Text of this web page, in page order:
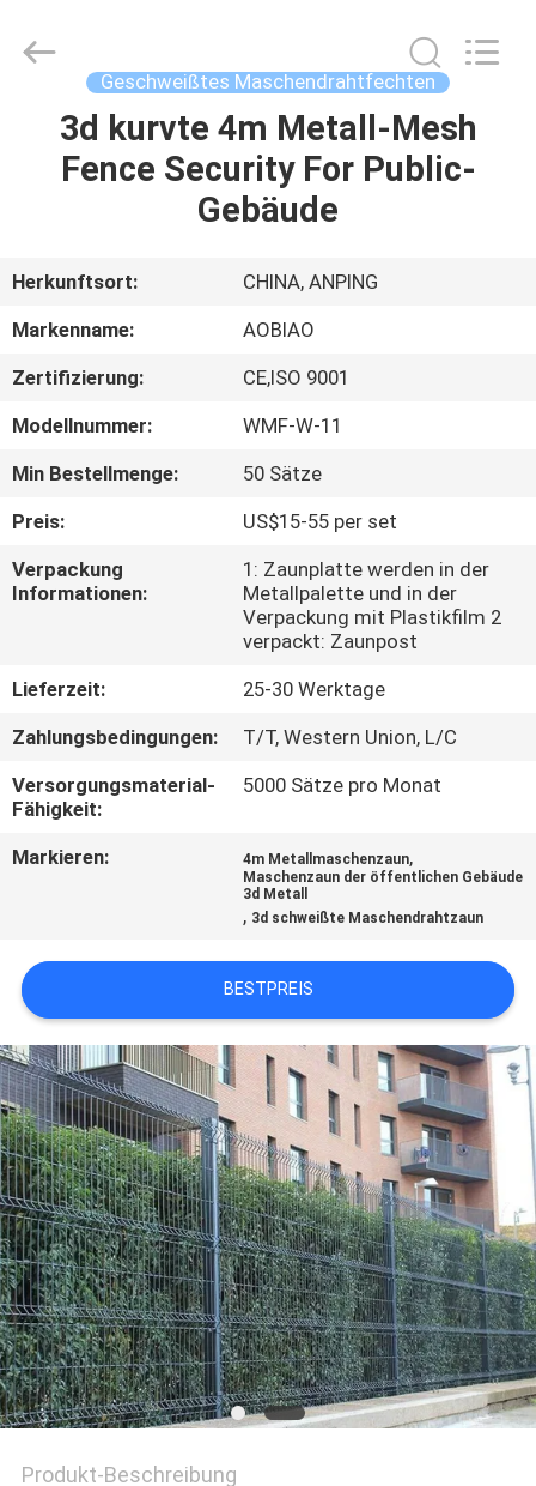
HAUS
ÜBER
UNS
FABRIK-
AUSFLUG
QUALITÄTSKONTROLLE
TRETEN
MIT
IN
VERBINDUNG
NACHRICHTEN
SIE
EIN
ZITAT
SITEMAP
PRIVACY
POLICY
Co.,Ltd.
Geschweißtes Maschendrahtfechten
3d kurvte 4m Metall-Mesh
Fence Security For Public-
Gebäude
Herkunftsort:
CHINA, ANPING
Markenname:
AOBIAO
Zertifizierung:
CE,ISO 9001
Modellnummer:
WMF-W-11
Min Bestellmenge:
50 Sätze
Preis:
US$15-55 per set
Verpackung
Informationen:
1: Zaunplatte werden in der
Metallpalette und in der
Verpackung mit Plastikfilm 2
verpackt: Zaunpost
Lieferzeit:
25-30 Werktage
Zahlungsbedingungen:
T/T, Western Union, L/C
Versorgungsmaterial-
Fähigkeit:
5000 Sätze pro Monat
Markieren: 4m Metallmaschenzaun,
Maschenzaun der öffentlichen Gebäude
3d Metall
, 3d schweißte Maschendrahtzaun
BESTPREIS
Produkt-Beschreibung